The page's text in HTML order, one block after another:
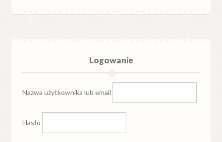
Logowanie
Nazwa użytkownika lub email
Hasło